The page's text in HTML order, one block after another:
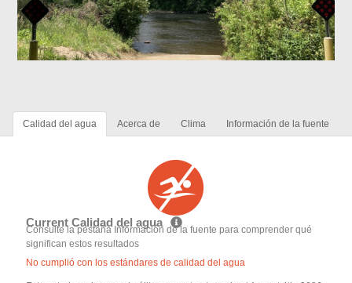
Calidad del agua Acerca de Clima Información de la fuente
Current Calidad del agua
Consulte la pestaña Información de la fuente para comprender qué
significan estos resultados
No cumplió con los estándares de calidad del agua